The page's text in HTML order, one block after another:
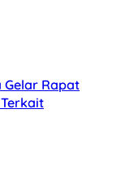
Gelar Rapat